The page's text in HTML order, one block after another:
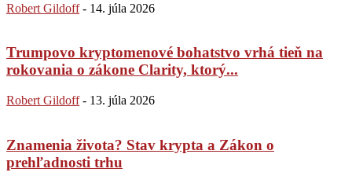
Robert Gildoff - 14. júla 2026
Trumpovo kryptomenové bohatstvo vrhá tieň na
rokovania o zákone Clarity, ktorý...
Robert Gildoff - 13. júla 2026
Znamenia života? Stav krypta a Zákon o
prehľadnosti trhu